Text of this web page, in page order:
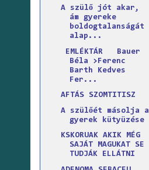
A szülő jót akar,
ám gyereke
boldogtalanságát
alap...
EMLÉKTÁR Bauer
Béla >Ferenc
Barth Kedves
Fer...
AFTÁS SZOMTITISZ
A szülőét másolja a
gyerek kütyüzése
KSKORUAK AKIK MÉG
SAJÁT MAGUKAT SE
TUDJÁK ELLÁTNI